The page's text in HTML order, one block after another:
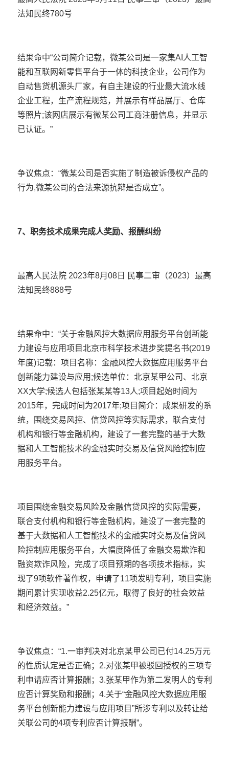
法知民终780号
结果命中“公司简介记载，微某公司是一家集AI人工智
能和互联网新零售平台于一体的科技企业，公司作为
自动售货机源头厂家，有自主建设的行业最大流水线
企业工程，生产流程规范，并展示有样品展厅、仓库
等照片;该网店展示有微某公司工商注册信息，并显示
已认证。”
争议焦点：“微某公司是否实施了制造被诉侵权产品的
行为,微某公司的合法来源抗辩是否成立”。
7、职务技术成果完成人奖励、报酬纠纷
最高人民法院 2023年8月08日 民事二审（2023）最高
法知民终888号
结果命中：“关于金融风控大数据应用服务平台创新能
力建设与应用项目北京市科学技术进步奖提名书(2019
年度)记载：项目名称：金融风控大数据应用服务平台
创新能力建设与应用;候选单位：北京某甲公司、北京
XX大学;候选人包括张某某等13人;项目起始时间为
2015年，完成时间为2017年;项目简介：成果研发的系
统，围绕交易风控、信贷风控等实际需求，联合支付
机构和银行等金融机构，建设了一套完整的基于大数
据和人工智能技术的金融实时交易及信贷风险控制应
用服务平台。
项目围绕金融交易风险及金融信贷风控的实际需要，
联合支付机构和银行等金融机构，建设了一套完整的
基于大数据和人工智能技术的金融实时交易及信贷风
险控制应用服务平台，大幅度降低了金融交易欺诈和
融资欺诈风险，完成了项目预期的各项技术指标，实
现了9项软件著作权，申请了11项发明专利，项目实施
期间累计实现收益2.25亿元，取得了良好的社会效益
和经济效益。”
争议焦点：“1.一审判决对北京某甲公司已付14.25万元
的性质认定是否正确；2.对张某甲被驳回授权的三项专
利申请应否计算报酬；3.张某甲作为第二发明人的专利
应否计算奖励和报酬；4.关于“金融风控大数据应用服
务平台创新能力建设与应用项目”所涉专利以及转让给
关联公司的4项专利应否计算报酬”。